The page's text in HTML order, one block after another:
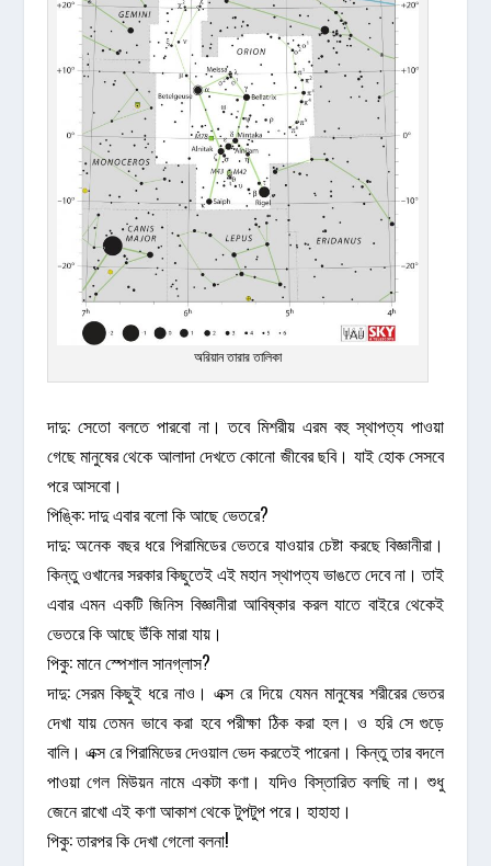
অরিয়ান তারার তালিকা
দাদু: সেতো বলতে পারবো না। তবে মিশরীয় এরম বহু স্থাপত্য পাওয়া
গেছে মানুষের থেকে আলাদা দেখতে কোনো জীবের ছবি। যাই হোক সেসবে
পরে আসবো।
পিঙ্কি: দাদু এবার বলো কি আছে ভেতরে?
দাদু: অনেক বছর ধরে পিরামিডের ভেতরে যাওয়ার চেষ্টা করছে বিজ্ঞানীরা।
কিন্তু ওখানের সরকার কিছুতেই এই মহান স্থাপত্য ভাঙতে দেবে না। তাই
এবার এমন একটি জিনিস বিজ্ঞানীরা আবিষ্কার করল যাতে বাইরে থেকেই
ভেতরে কি আছে উঁকি মারা যায়।
পিকু: মানে স্পেশাল সানগ্লাস?
দাদু: সেরম কিছুই ধরে নাও। এক্স রে দিয়ে যেমন মানুষের শরীরের ভেতর
দেখা যায় তেমন ভাবে করা হবে পরীক্ষা ঠিক করা হল। ও হরি সে গুড়ে
বালি। এক্স রে পিরামিডের দেওয়াল ভেদ করতেই পারেনা। কিন্তু তার বদলে
পাওয়া গেল মিউয়ন নামে একটা কণা। যদিও বিস্তারিত বলছি না। শুধু
জেনে রাখো এই কণা আকাশ থেকে টুপটুপ পরে। হাহাহা।
পিকু: তারপর কি দেখা গেলো বলনা!